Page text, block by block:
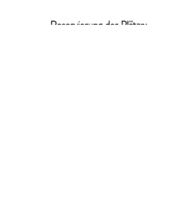
Reservierung der Plätze: